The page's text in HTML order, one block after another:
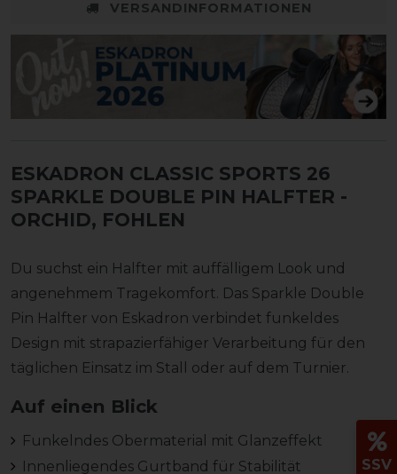
VERSANDINFORMATIONEN
ESKADRON CLASSIC SPORTS 26
SPARKLE DOUBLE PIN HALFTER -
ORCHID, FOHLEN
Du suchst ein Halfter mit auffälligem Look und
angenehmem Tragekomfort. Das Sparkle Double
Pin Halfter von Eskadron verbindet funkeldes
Design mit strapazierfähiger Verarbeitung für den
täglichen Einsatz im Stall oder auf dem Turnier.
Auf einen Blick
Funkelndes Obermaterial mit Glanzeffekt
Innenliegendes Gurtband für Stabilität
SSV